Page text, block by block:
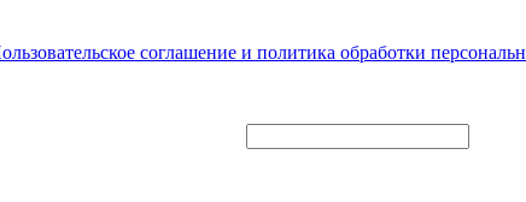
соглашение и политика обработки